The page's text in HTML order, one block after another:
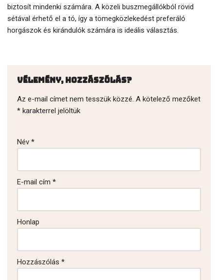
biztosít mindenki számára. A közeli buszmegállókból rövid
sétával érhető el a tó, így a tömegközlekedést preferáló
horgászok és kirándulók számára is ideális választás.
Vélemény, hozzászólás?
Az e-mail címet nem tesszük közzé. A kötelező mezőket
* karakterrel jelöltük
Név *
E-mail cím *
Honlap
Hozzászólás *